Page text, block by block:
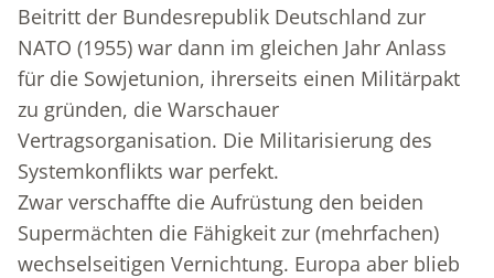
Beitritt der Bundesrepublik Deutschland zur
NATO (1955) war dann im gleichen Jahr Anlass
für die Sowjetunion, ihrerseits einen Militärpakt
zu gründen, die Warschauer
Vertragsorganisation. Die Militarisierung des
Systemkonflikts war perfekt.
Zwar verschaffte die Aufrüstung den beiden
Supermächten die Fähigkeit zur (mehrfachen)
wechselseitigen Vernichtung. Europa aber blieb